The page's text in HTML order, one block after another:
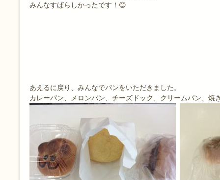
みんなすばらしかったです！😊
あえるに戻り、みんなでパンをいただきました。
カレーパン、メロンパン、チーズドック、クリームパン、焼